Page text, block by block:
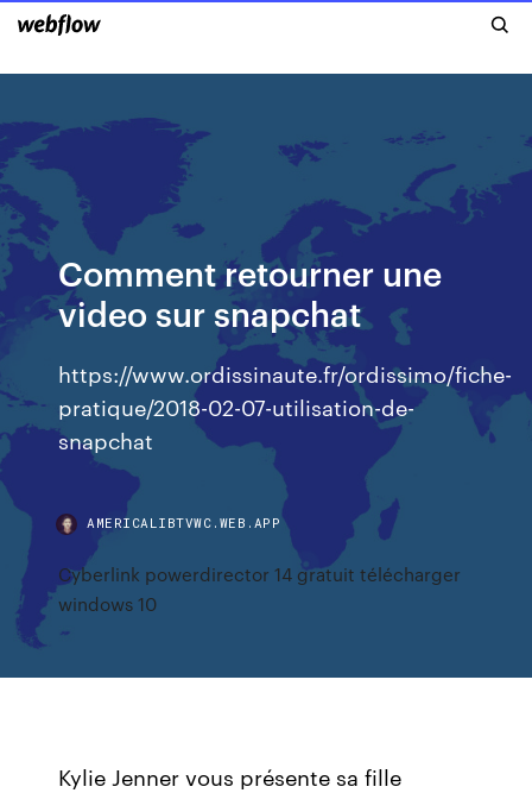
Comment retourner une
video sur snapchat
https://www.ordissinaute.fr/ordissimo/fiche-
pratique/2018-02-07-utilisation-de-
snapchat
AMERICALIBTVWC.WEB.APP
Cyberlink powerdirector 14 gratuit télécharger
windows 10
Kylie Jenner vous présente sa fille